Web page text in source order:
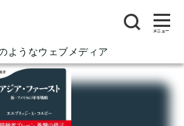
ようなウェブメディア
メニュー